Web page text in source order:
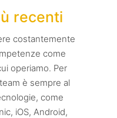
recenti
costantemente
come
operiamo. Per
è sempre al
come
iOS, Android,